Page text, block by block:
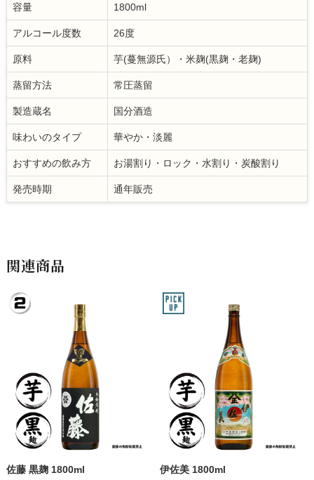
容量 1800ml
アルコール度数 26度
原料 芋(蔓無源氏）・米麹(黒麹・老麹)
蒸留方法 常圧蒸留
製造蔵名 国分酒造
味わいのタイプ 華やか・淡麗
おすすめの飲み方 お湯割り・ロック・水割り・炭酸割り
発売時期 通年販売
関連商品
佐藤 黒麹 1800ml 伊佐美 1800ml